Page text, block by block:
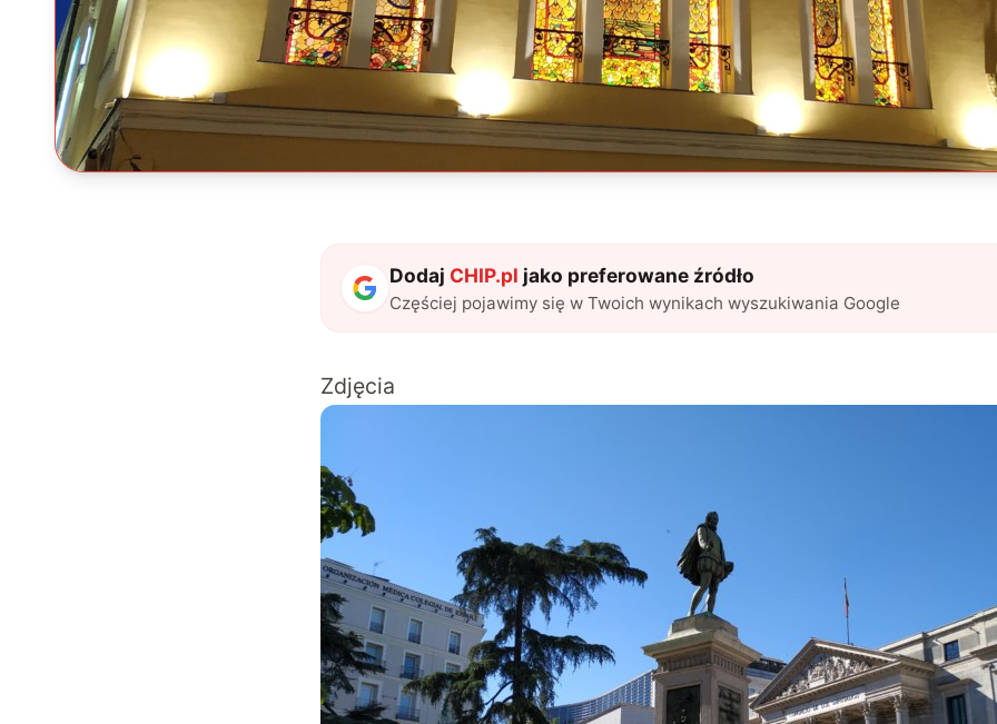
Dodaj CHIP.pl jako preferowane źródło
Częściej pojawimy się w Twoich wynikach wyszukiwania Google
Zdjęcia